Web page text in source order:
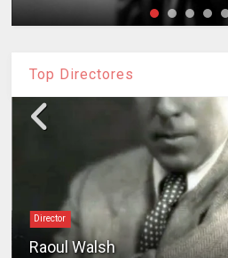
Top Directores
Director
Raoul Walsh